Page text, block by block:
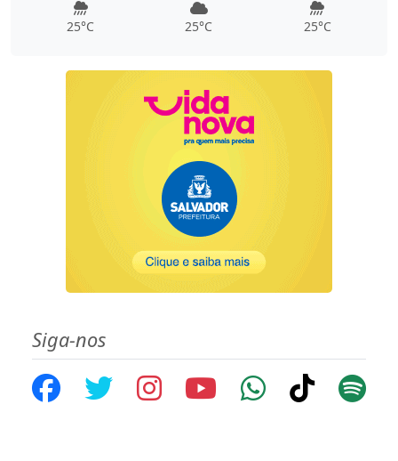
25°C 25°C 25°C
Siga-nos